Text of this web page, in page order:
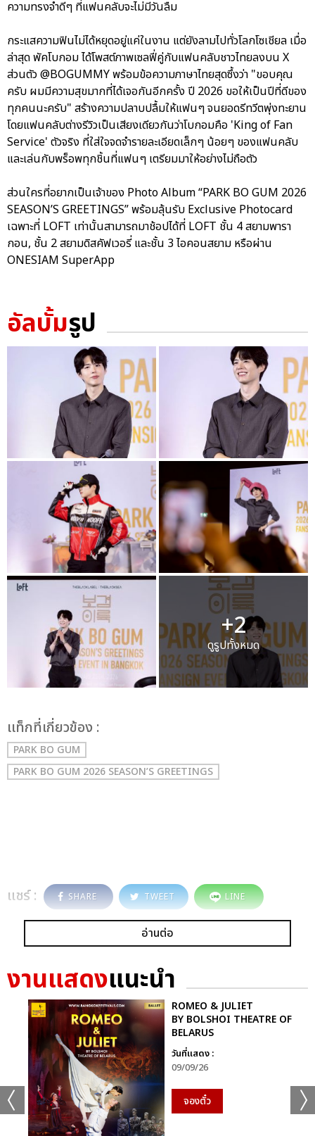
ความทรงจำดีๆ ที่แฟนคลับจะไม่มีวันลืม
กระแสความฟินไม่ได้หยุดอยู่แค่ในงาน แต่ยังลามไปทั่วโลกโซเชียล เมื่อ
ล่าสุด พัคโบกอม ได้โพสต์ภาพเซลฟี่คู่กับแฟนคลับชาวไทยลงบน X
ส่วนตัว @BOGUMMY พร้อมข้อความภาษาไทยสุดซึ้งว่า "ขอบคุณ
ครับ ผมมีความสุขมากที่ได้เจอกันอีกครั้ง ปี 2026 ขอให้เป็นปีที่ดีของ
ทุกคนนะครับ" สร้างความปลาบปลื้มให้แฟนๆ จนยอดรีทวีตพุ่งทะยาน
โดยแฟนคลับต่างรีวิวเป็นเสียงเดียวกันว่าโบกอมคือ 'King of Fan
Service' ตัวจริง ที่ใส่ใจจดจำรายละเอียดเล็กๆ น้อยๆ ของแฟนคลับ
และเล่นกับพร็อพทุกชิ้นที่แฟนๆ เตรียมมาให้อย่างไม่ถือตัว
ส่วนใครที่อยากเป็นเจ้าของ Photo Album “PARK BO GUM 2026
SEASON’S GREETINGS” พร้อมลุ้นรับ Exclusive Photocard
เฉพาะที่ LOFT เท่านั้นสามารถมาช้อปได้ที่ LOFT ชั้น 4 สยามพารา
กอน, ชั้น 2 สยามดิสคัฟเวอรี่ และชั้น 3 ไอคอนสยาม หรือผ่าน
ONESIAM SuperApp
อัลบั้มรูป
+2
ดูรูปทั้งหมด
เเท็กที่เกี่ยวข้อง :
PARK BO GUM
PARK BO GUM 2026 SEASON’S GREETINGS
แชร์ : SHARE TWEET LINE
อ่านต่อ
งานแสดงแนะนำ
ROMEO & JULIET
BY BOLSHOI THEATRE OF
BELARUS
วันที่แสดง :
09/09/26
จองตั๋ว